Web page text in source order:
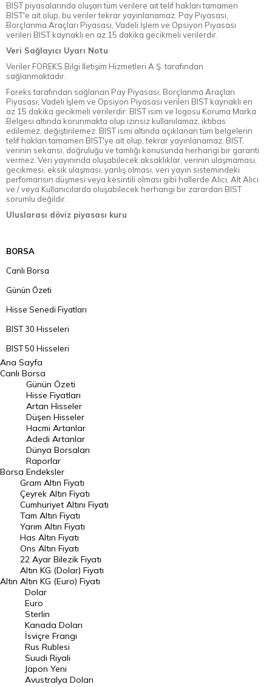
BIST piyasalarında oluşan tüm verilere ait telif hakları tamamen
BIST'e ait olup, bu veriler tekrar yayınlanamaz. Pay Piyasası,
Borçlanma Araçları Piyasası, Vadeli İşlem ve Opsiyon Piyasası
verileri BIST kaynaklı en az 15 dakika gecikmeli verilerdir.
Veri Sağlayıcı Uyarı Notu
Veriler FOREKS Bilgi İletişim Hizmetleri A.Ş. tarafından
sağlanmaktadır.
Foreks tarafından sağlanan Pay Piyasası, Borçlanma Araçları
Piyasası, Vadeli İşlem ve Opsiyon Piyasası verileri BIST kaynaklı en
az 15 dakika gecikmeli verilerdir. BIST isim ve logosu Koruma Marka
Belgesi altında korunmakta olup izinsiz kullanılamaz, iktibas
edilemez, değiştirilemez. BIST ismi altında açıklanan tüm belgelerin
telif hakları tamamen BIST'ye ait olup, tekrar yayınlanamaz. BIST,
verinin sekansı, doğruluğu ve tamlığı konusunda herhangi bir garanti
vermez. Veri yayınında oluşabilecek aksaklıklar, verinin ulaşmaması,
gecikmesi, eksik ulaşması, yanlış olması, veri yayın sistemindeki
perfomansın düşmesi veya kesintili olması gibi hallerde Alıcı, Alt Alıcı
ve / veya Kullanıcılarda oluşabilecek herhangi bir zarardan BIST
sorumlu değildir.
Uluslarası döviz piyasası kuru
BORSA
Canlı Borsa
Günün Özeti
Hisse Senedi Fiyatları
BIST 30 Hisseleri
BIST 50 Hisseleri
BIST 100 Hisseleri
En Çok Artan Hisseler
En Çok Düşen Hisseler
Hacmi Artanlar
Geçmiş Kapanışlar
Dünya Borsaları
Raporlar
Endeksler
DÖVİZ
Döviz Kuru
Dolar Kuru
Euro Kuru
Pound Kuru
Frank Kuru
Riyal Kuru
Avustralya Doları
Ana Sayfa
Canlı Borsa
Borsa
Günün Özeti
Hisse Fiyatları
Artan Hisseler
Düşen Hisseler
Hacmi Artanlar
Adedi Artanlar
Dünya Borsaları
Raporlar
Endeksler
Altın
Gram Altın Fiyatı
Çeyrek Altın Fiyatı
Cumhuriyet Altını Fiyatı
Tam Altın Fiyatı
Yarım Altın Fiyatı
Has Altın Fiyatı
Ons Altın Fiyatı
22 Ayar Bilezik Fiyatı
Altın KG (Dolar) Fiyatı
Altın KG (Euro) Fiyatı
Dolar
Euro
Sterlin
Kanada Doları
İsviçre Frangı
Rus Rublesi
Suudi Riyali
Japon Yeni
Avustralya Doları